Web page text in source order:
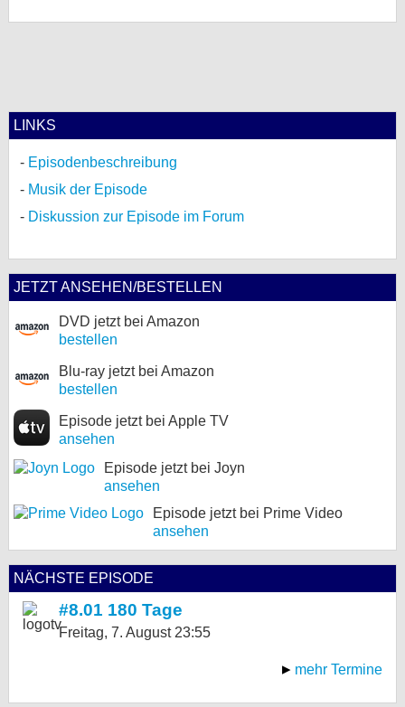
LINKS
Episodenbeschreibung
Musik der Episode
Diskussion zur Episode im Forum
JETZT ANSEHEN/BESTELLEN
DVD jetzt bei Amazon
bestellen
Blu-ray jetzt bei Amazon
bestellen
Episode jetzt bei Apple TV
ansehen
Episode jetzt bei Joyn
ansehen
Episode jetzt bei Prime Video
ansehen
NÄCHSTE EPISODE
#8.01 180 Tage
Freitag, 7. August 23:55
mehr Termine